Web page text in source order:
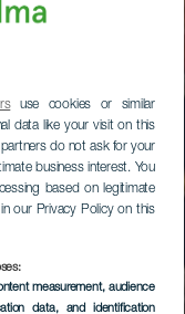
use cookies or similar
data like your visit on this
do not ask for your
business interest. You
based on legitimate
our Privacy Policy on this
measurement, audience
data, and identification